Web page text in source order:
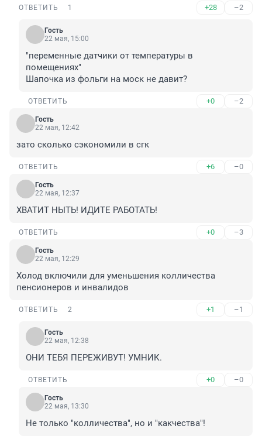
ОТВЕТИТЬ 1 +28 –2
Гость
22 мая, 15:00
"переменные датчики от температуры в
помещениях"
Шапочка из фольги на моск не давит?
ОТВЕТИТЬ +0 –2
Гость
22 мая, 12:42
зато сколько сэкономили в сгк
ОТВЕТИТЬ +6 –0
Гость
22 мая, 12:37
ХВАТИТ НЫТЬ! ИДИТЕ РАБОТАТЬ!
ОТВЕТИТЬ +0 –3
Гость
22 мая, 12:29
Холод включили для уменьшения колличества
пенсионеров и инвалидов
ОТВЕТИТЬ 2 +1 –1
Гость
22 мая, 12:38
ОНИ ТЕБЯ ПЕРЕЖИВУТ! УМНИК.
ОТВЕТИТЬ +0 –0
Гость
22 мая, 13:30
Не только "колличества", но и "какчества"!